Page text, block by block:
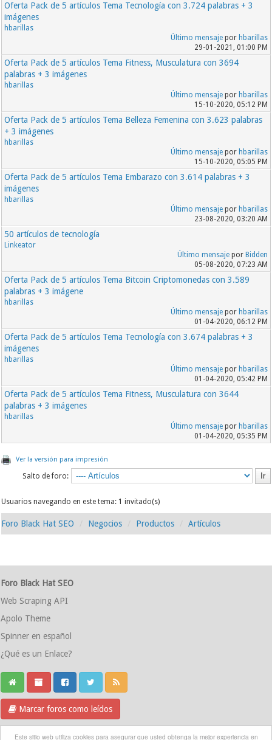
Este sitio web utiliza cookies para asegurar que usted obtenga la mejor experiencia en
Oferta Pack de 5 artículos Tema Tecnología con 3.724 palabras + 3
imágenes
hbarillas
Último mensajepor hbarillas
29-01-2021, 01:00 PM
Oferta Pack de 5 artículos Tema Fitness, Musculatura con 3694
palabras + 3 imágenes
hbarillas
Último mensajepor hbarillas
15-10-2020, 05:12 PM
Oferta Pack de 5 artículos Tema Belleza Femenina con 3.623 palabras
+ 3 imágenes
hbarillas
Último mensajepor hbarillas
15-10-2020, 05:05 PM
Oferta Pack de 5 artículos Tema Embarazo con 3.614 palabras + 3
imágenes
hbarillas
Último mensajepor hbarillas
23-08-2020, 03:20 AM
50 artículos de tecnología
Linkeator
Último mensajepor Bidden
05-08-2020, 07:23 AM
Oferta Pack de 5 artículos Tema Bitcoin Criptomonedas con 3.589
palabras + 3 imágene
hbarillas
Último mensajepor hbarillas
01-04-2020, 06:12 PM
Oferta Pack de 5 artículos Tema Tecnología con 3.674 palabras + 3
imágenes
hbarillas
Último mensajepor hbarillas
01-04-2020, 05:42 PM
Oferta Pack de 5 artículos Tema Fitness, Musculatura con 3644
palabras + 3 imágenes
hbarillas
Último mensajepor hbarillas
01-04-2020, 05:35 PM
Ver la versión para impresión
Salto de foro:
Usuarios navegando en este tema: 1 invitado(s)
Foro Black Hat SEO Negocios Productos Artículos
Foro Black Hat SEO
Web Scraping API
Apolo Theme
Spinner en español
¿Qué es un Enlace?
Marcar foros como leídos
Grupo Telegram